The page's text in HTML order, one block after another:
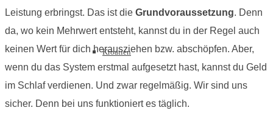
Kroatien
Leistung erbringst. Das ist die Grundvoraussetzung. Denn
da, wo kein Mehrwert entsteht, kannst du in der Regel auch
keinen Wert für dich herausziehen bzw. abschöpfen. Aber,
wenn du das System erstmal aufgesetzt hast, kannst du Geld
im Schlaf verdienen. Und zwar regelmäßig. Wir sind uns
sicher. Denn bei uns funktioniert es täglich.